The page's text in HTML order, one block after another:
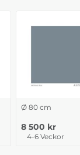
Ø 80 cm
8 500 kr
4-6 Veckor